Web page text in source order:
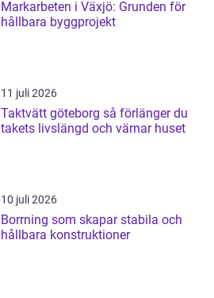
Markarbeten i Växjö: Grunden för
hållbara byggprojekt
11 juli 2026
Taktvätt göteborg så förlänger du
takets livslängd och värnar huset
10 juli 2026
Borrning som skapar stabila och
hållbara konstruktioner